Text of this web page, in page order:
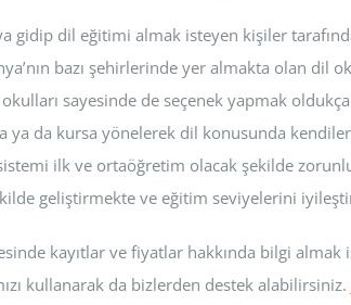
gidip dil eğitimi almak isteyen kişiler
bazı şehirlerinde yer almakta olan dil
sayesinde de seçenek yapmak
ya da kursa yönelerek dil konusunda
ilk ve ortaöğretim olacak şekilde
geliştirmekte ve eğitim seviyelerini
kayıtlar ve fiyatlar hakkında bilgi almak
kullanarak da bizlerden destek alabilirsiniz.